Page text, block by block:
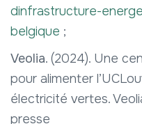
dinfrastructure-
belgique ;
Veolia. (2024). Une
pour alimenter
électricité vertes.
presse